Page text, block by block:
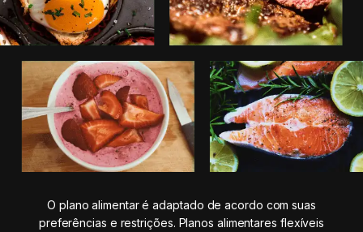
O plano alimentar é adaptado de acordo com suas
preferências e restrições. Planos alimentares flexíveis